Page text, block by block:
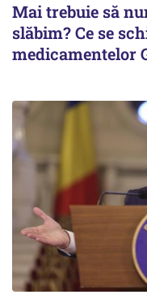
Mai trebuie să
slăbim? Ce se
medicamentelor